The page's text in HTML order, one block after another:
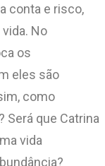
conta e risco,
No
os
eles são
como
Será que Catrina
vida